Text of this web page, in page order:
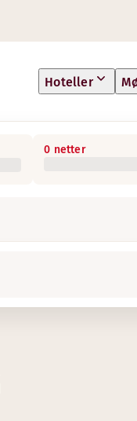
Hoteller
0 netter